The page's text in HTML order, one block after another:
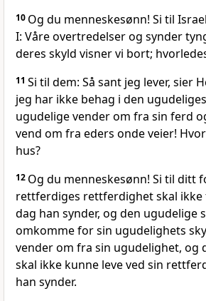
10 Og du menneskesønn! Si til
I: Våre overtredelser og synder
deres skyld visner vi bort;
11 Si til dem: Så sant jeg lever, sier
jeg har ikke behag i den
ugudelige vender om fra sin ferd
vend om fra eders onde veier!
hus?
12 Og du menneskesønn! Si til ditt
rettferdiges rettferdighet skal ikke
dag han synder, og den ugudelige
omkomme for sin ugudelighets
vender om fra sin ugudelighet, og
skal ikke kunne leve ved sin
han synder.